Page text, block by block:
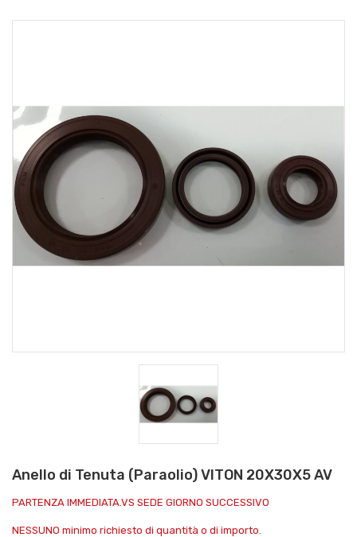
Anello di Tenuta (Paraolio) VITON 20X30X5 AV
PARTENZA IMMEDIATA.VS SEDE GIORNO SUCCESSIVO
NESSUNO minimo richiesto di quantità o di importo.